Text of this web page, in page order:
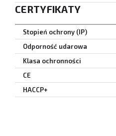
CERTYFIKATY
Stopień ochrony (IP)
Odporność udarowa
Klasa ochronności
CE
HACCP+